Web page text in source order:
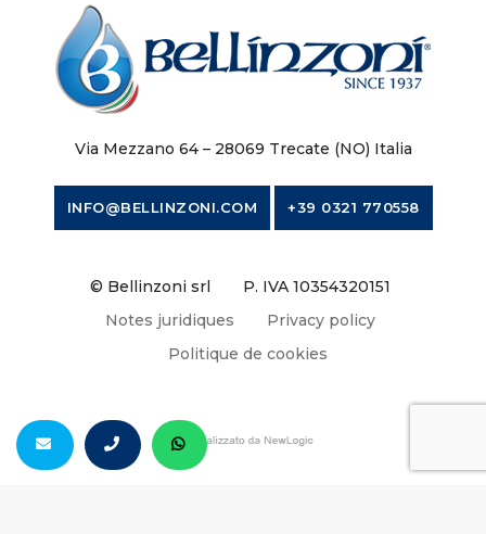
Via Mezzano 64 – 28069 Trecate (NO) Italia
INFO@BELLINZONI.COM +39 0321 770558
© Bellinzoni srl
P. IVA 10354320151
Notes juridiques
Privacy policy
Politique de cookies